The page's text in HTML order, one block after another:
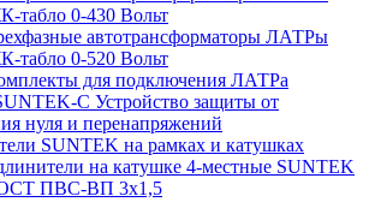
табло 0-430 Вольт
автотрансформаторы ЛАТРы
табло 0-520 Вольт
для подключения ЛАТРа
C Устройство защиты от
нуля и перенапряжений
SUNTEK на рамках и катушках
на катушке 4-местные SUNTEK
ПВС-ВП 3х1,5